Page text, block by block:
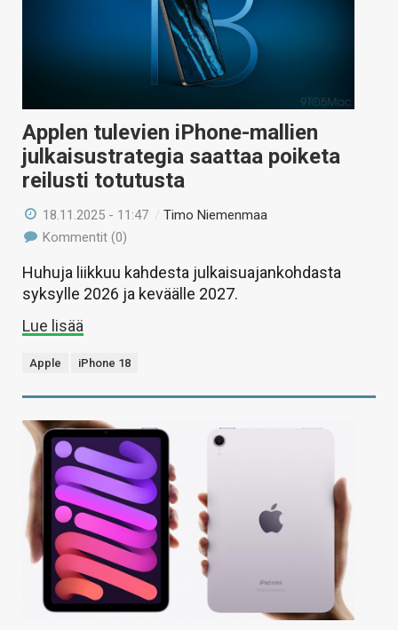
Applen tulevien iPhone-mallien
julkaisustrategia saattaa poiketa
reilusti totutusta
18.11.2025 - 11:47 /Timo Niemenmaa
Kommentit (0)
Huhuja liikkuu kahdesta julkaisuajankohdasta
syksylle 2026 ja keväälle 2027.
Lue lisää
Apple iPhone 18